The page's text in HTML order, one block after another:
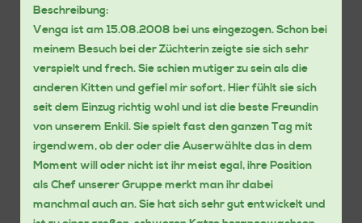
Beschreibung:
Venga ist am 15.08.2008 bei uns eingezogen. Schon bei
meinem Besuch bei der Züchterin zeigte sie sich sehr
verspielt und frech. Sie schien mutiger zu sein als die
anderen Kitten und gefiel mir sofort. Hier fühlt sie sich
seit dem Einzug richtig wohl und ist die beste Freundin
von unserem Enkil. Sie spielt fast den ganzen Tag mit
irgendwem, ob der oder die Auserwählte das in dem
Moment will oder nicht ist ihr meist egal, ihre Position
als Chef unserer Gruppe merkt man ihr dabei
manchmal auch an. Sie hat sich sehr gut entwickelt und